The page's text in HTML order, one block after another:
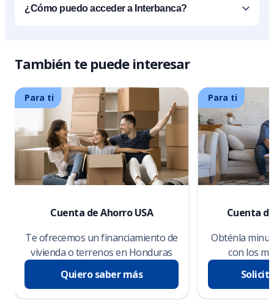
¿Cómo puedo acceder a Interbanca?
También te puede interesar
Para ti
Cuenta de Ahorro USA
Te ofrecemos un financiamiento de
vivienda o terrenos en Honduras
Quiero saber más
Para ti
Cuenta
Obténla
con los